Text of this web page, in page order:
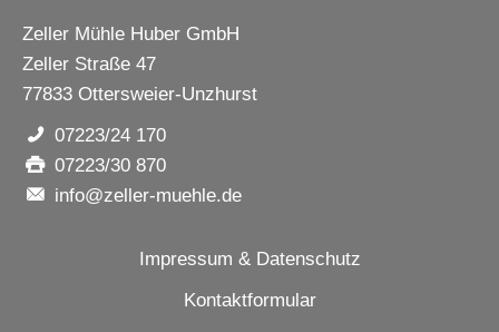
Zeller Mühle Huber GmbH
Zeller Straße 47
77833 Ottersweier-Unzhurst
07223/24 170
07223/30 870
info@zeller-muehle.de
Impressum & Datenschutz
Kontaktformular